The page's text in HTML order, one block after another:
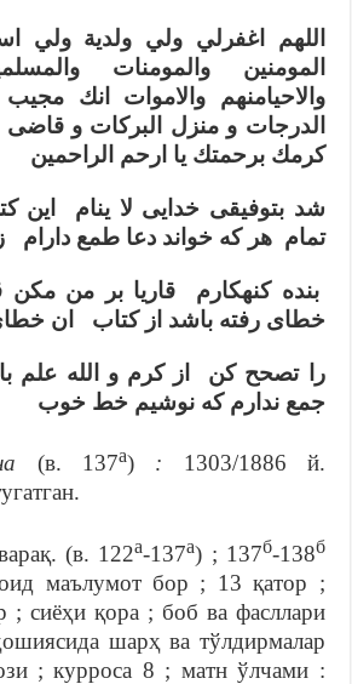
اللهم اغفرلي ولي ولدية ولي
المومنين والمومنات
والاحيامنهم والاموات انك
الدرجات و منزل البركات و
كرمك برحمتك يا ارحم الراحمين
شد بتوفيقى خدايى لا ينام اين
تمام هر كه خواند دعا طمع دارام
بنده كنهكارم قاريا بر من
خطاى رفته باشد از كتاب ان
را تصحح كن از كرم و الله علم
جمع ندارم كه نوشيم خط خوب
(в. 137а) : 1303/1886 й.
(в. 122а-137а) ; 137б-138б
маълумот бор ; 13 қатор ;
; сиёҳи қора ; боб ва фасллари
шарҳ ва тўлдирмалар
; курроса 8 ; матн ўлчами :